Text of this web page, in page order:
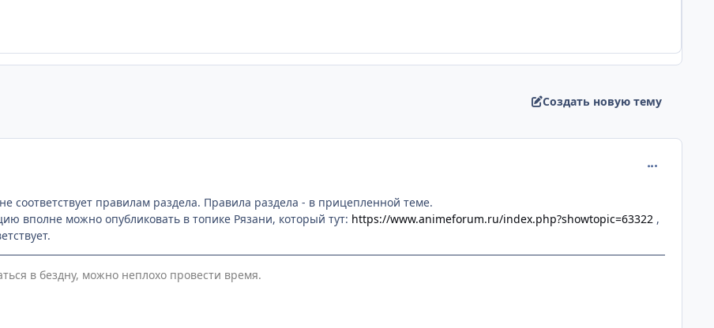
Создать новую тему
соответствует правилам раздела. Правила раздела - в прицепленной теме.
вполне можно опубликовать в топике Рязани, который тут: https://www.animeforum.ru/index.php?showtopic=63322 ,
в бездну, можно неплохо провести время.